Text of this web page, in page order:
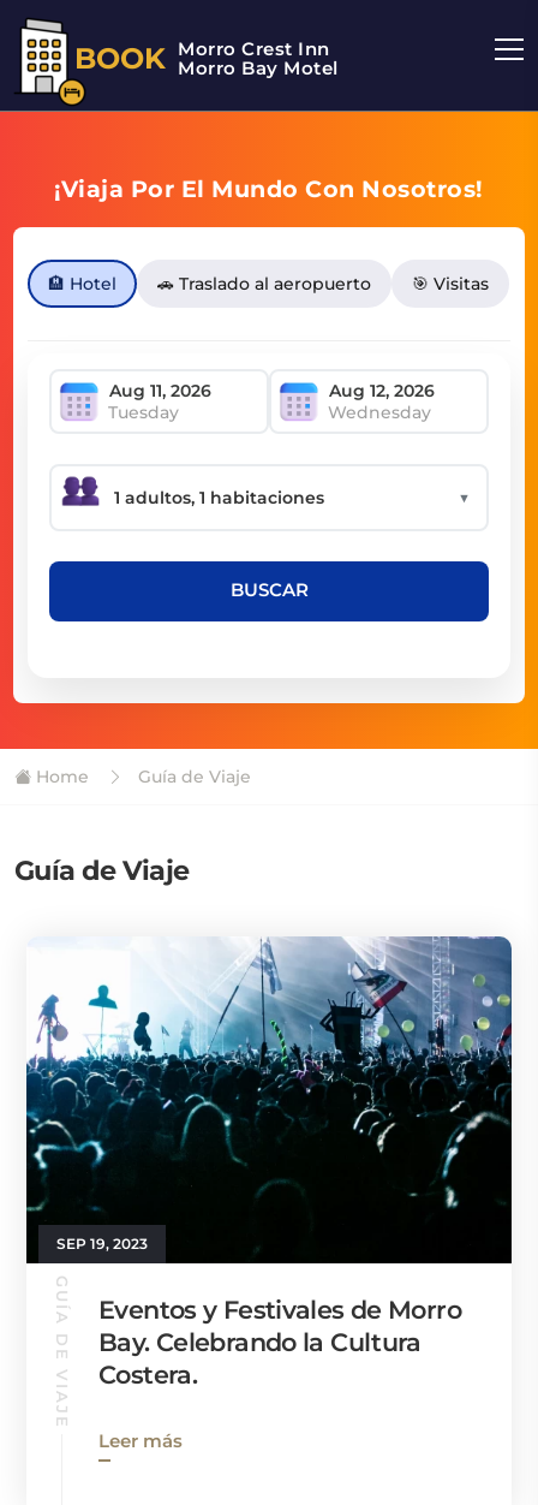
BOOK Morro Crest Inn
Morro Bay Motel
¡Viaja Por El Mundo Con Nosotros!
🏨 Hotel 🚗 Traslado al aeropuerto 🎯 Visitas
Tuesday Wednesday
▼
BUSCAR
Home Guía de Viaje
Guía de Viaje
SEP 19, 2023
GUÍA DE VIAJE
Eventos y Festivales de Morro
Bay. Celebrando la Cultura
Costera.
Leer más